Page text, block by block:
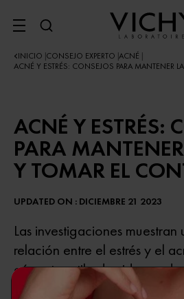
SITE MENU
INICIO CONSEJO EXPERTO ACNÉ
ACNÉ Y ESTRÉS: CONSEJOS PARA MANTENER
ACNÉ Y ESTRÉS:
PARA
Y TOMAR EL
Las investigaciones muestran
relación entre el estrés y el
cómo tu estilo de vida
de tu piel.
UPDATED ON : DICIEMBRE 21 2023